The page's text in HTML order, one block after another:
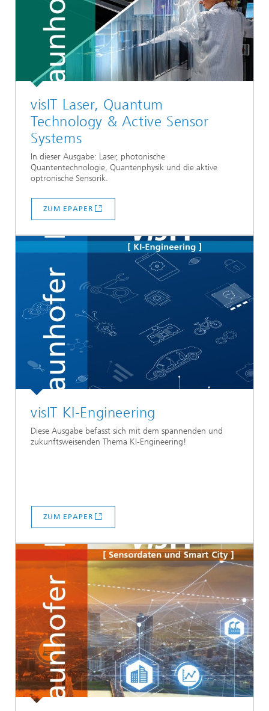
visIT Laser, Quantum
Technology & Active Sensor
Systems
In dieser Ausgabe: Laser, photonische
Quantentechnologie, Quantenphysik und die aktive
optronische Sensorik.
ZUM EPAPER
visIT KI-Engineering
Diese Ausgabe befasst sich mit dem spannenden und
zukunftsweisenden Thema KI-Engineering!
ZUM EPAPER